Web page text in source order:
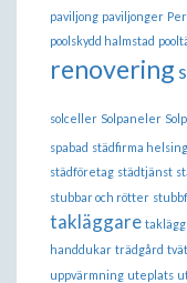
paviljong paviljonger
poolskydd halmstad
renovering
solceller Solpaneler
spabad städfirma
städföretag städtjänst
stubbar och rötter
takläggare
handdukar trädgård
uppvärmning uteplats